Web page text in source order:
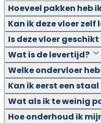
Hoeveel pakken heb
Kan ik deze vloer zelf
Is deze vloer
Wat is de levertijd?
Welke ondervloer
Kan ik eerst een
Wat als ik te weinig
Hoe onderhoud ik